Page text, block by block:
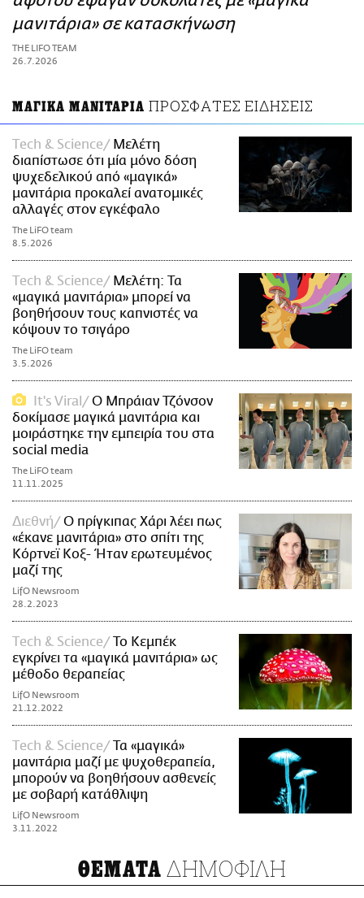
ΑΜΠΑ
PRINT
μανιτάρια» σε κατασκήνωση
THE LIFO TEAM
26.7.2026
ΜΑΓΙΚΑ ΜΑΝΙΤΑΡΙΑ ΠΡΟΣΦΑΤΕΣ ΕΙΔΗΣΕΙΣ
Τech & Science
Μελέτη
διαπίστωσε ότι μία μόνο δόση
ψυχεδελικού από «μαγικά»
μανιτάρια προκαλεί ανατομικές
αλλαγές στον εγκέφαλο
The LiFO team
8.5.2026
Τech & Science
Μελέτη: Τα
«μαγικά μανιτάρια» μπορεί να
βοηθήσουν τους καπνιστές να
κόψουν το τσιγάρο
The LiFO team
3.5.2026
It's Viral
Ο Μπράιαν Τζόνσον
δοκίμασε μαγικά μανιτάρια και
μοιράστηκε την εμπειρία του στα
social media
The LiFO team
11.11.2025
Διεθνή
Ο πρίγκιπας Χάρι λέει πως
«έκανε μανιτάρια» στο σπίτι της
Κόρτνεϊ Κοξ- Ήταν ερωτευμένος
μαζί της
LifO Newsroom
28.2.2023
Τech & Science
Το Κεμπέκ
εγκρίνει τα «μαγικά μανιτάρια» ως
μέθοδο θεραπείας
LifO Newsroom
21.12.2022
Τech & Science
Τα «μαγικά»
μανιτάρια μαζί με ψυχοθεραπεία,
μπορούν να βοηθήσουν ασθενείς
με σοβαρή κατάθλιψη
LifO Newsroom
3.11.2022
ΘΕΜΑΤΑ ΔΗΜΟΦΙΛΗ